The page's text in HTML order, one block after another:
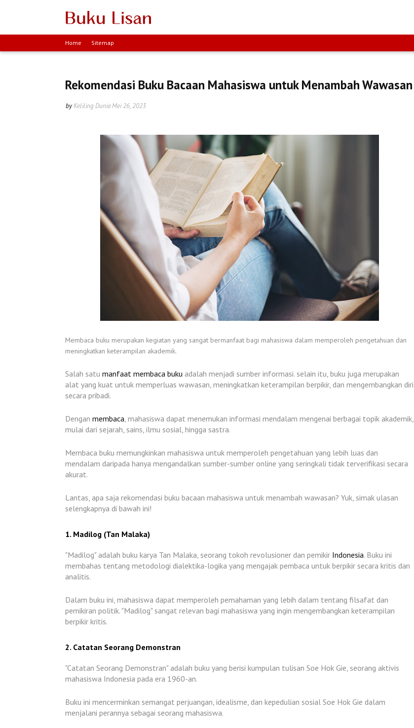
Home Sitemap
Rekomendasi Buku Bacaan Mahasiswa untuk Menambah Wawasan
byKeliling DuniaMei 26, 2023
Membaca buku merupakan kegiatan yang sangat bermanfaat bagi mahasiswa dalam memperoleh pengetahuan dan
meningkatkan keterampilan akademik.
Salah satu manfaat membaca buku adalah menjadi sumber informasi. selain itu, buku juga merupakan
alat yang kuat untuk memperluas wawasan, meningkatkan keterampilan berpikir, dan mengembangkan diri
secara pribadi.
Dengan membaca, mahasiswa dapat menemukan informasi mendalam mengenai berbagai topik akademik,
mulai dari sejarah, sains, ilmu sosial, hingga sastra.
Membaca buku memungkinkan mahasiswa untuk memperoleh pengetahuan yang lebih luas dan
mendalam daripada hanya mengandalkan sumber-sumber online yang seringkali tidak terverifikasi secara
akurat.
Lantas, apa saja rekomendasi buku bacaan mahasiswa untuk menambah wawasan? Yuk, simak ulasan
selengkapnya di bawah ini!
1. Madilog (Tan Malaka)
"Madilog" adalah buku karya Tan Malaka, seorang tokoh revolusioner dan pemikir Indonesia. Buku ini
membahas tentang metodologi dialektika-logika yang mengajak pembaca untuk berpikir secara kritis dan
analitis.
Dalam buku ini, mahasiswa dapat memperoleh pemahaman yang lebih dalam tentang filsafat dan
pemikiran politik. "Madilog" sangat relevan bagi mahasiswa yang ingin mengembangkan keterampilan
berpikir kritis.
2. Catatan Seorang Demonstran
"Catatan Seorang Demonstran" adalah buku yang berisi kumpulan tulisan Soe Hok Gie, seorang aktivis
mahasiswa Indonesia pada era 1960-an.
Buku ini mencerminkan semangat perjuangan, idealisme, dan kepedulian sosial Soe Hok Gie dalam
menjalani perannya sebagai seorang mahasiswa.